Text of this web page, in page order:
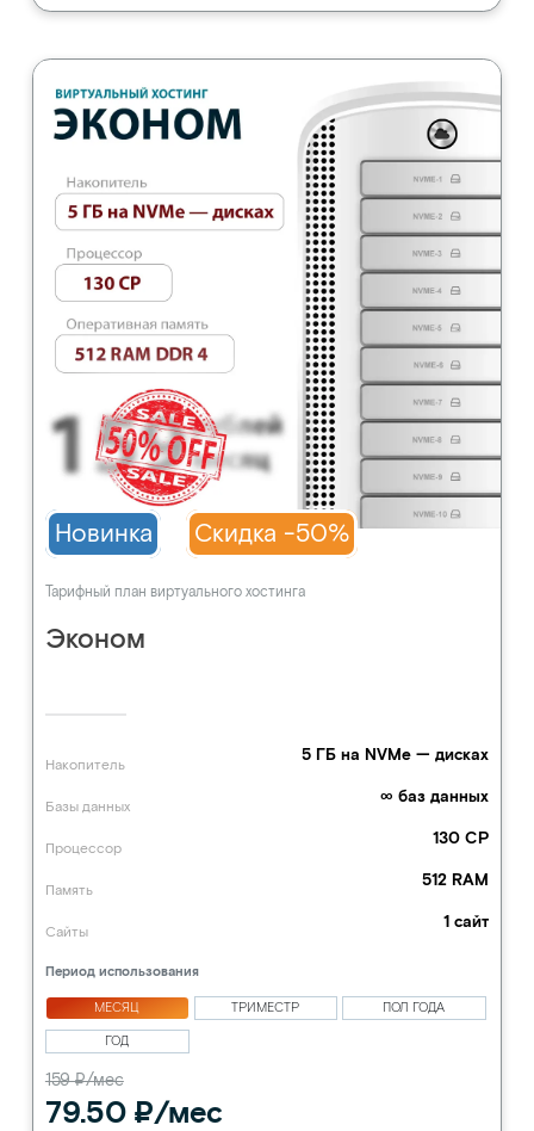
Новинка Скидка -50%
Тарифный план виртуального хостинга
Эконом
Накопитель 5 ГБ на NVMe — дисках
Базы данных ∞ баз данных
Процессор 130 CP
Память 512 RAM
Сайты 1 сайт
Период использования
МЕСЯЦ ТРИМЕСТР
ПОЛ ГОДА
ГОД
159 ₽/мес
79.50 ₽/мес